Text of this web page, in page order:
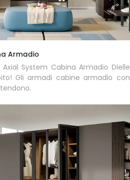
Armadio
System Cabina Armadio Dielle
Gli armadi cabine armadio con